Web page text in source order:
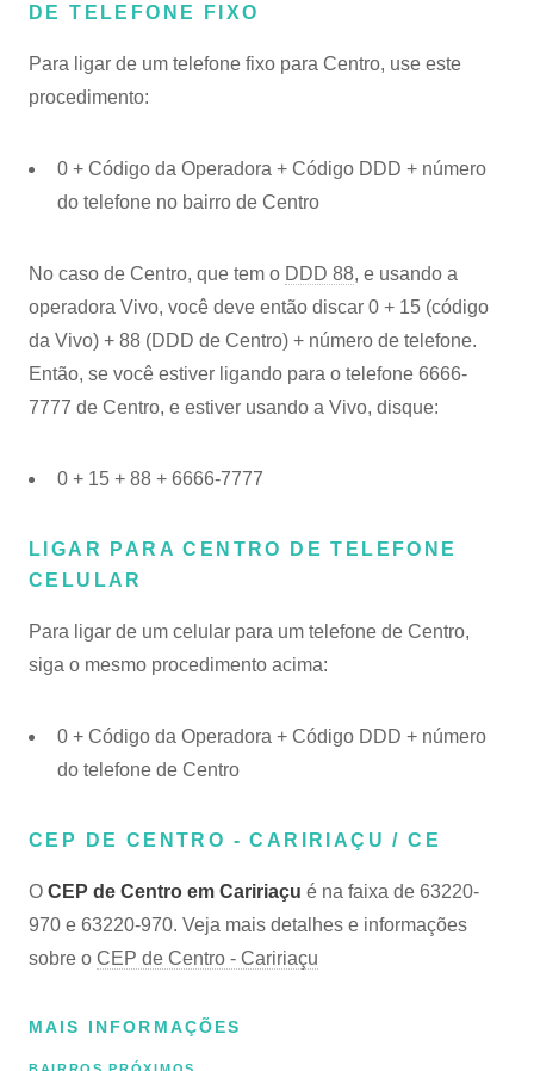
DE TELEFONE FIXO
Para ligar de um telefone fixo para Centro, use este
procedimento:
0 + Código da Operadora + Código DDD + número
do telefone no bairro de Centro
No caso de Centro, que tem o DDD 88, e usando a
operadora Vivo, você deve então discar 0 + 15 (código
da Vivo) + 88 (DDD de Centro) + número de telefone.
Então, se você estiver ligando para o telefone 6666-
7777 de Centro, e estiver usando a Vivo, disque:
0 + 15 + 88 + 6666-7777
LIGAR PARA CENTRO DE TELEFONE
CELULAR
Para ligar de um celular para um telefone de Centro,
siga o mesmo procedimento acima:
0 + Código da Operadora + Código DDD + número
do telefone de Centro
CEP DE CENTRO - CARIRIAÇU / CE
O CEP de Centro em Caririaçu é na faixa de 63220-
970 e 63220-970. Veja mais detalhes e informações
sobre o CEP de Centro - Caririaçu
MAIS INFORMAÇÕES